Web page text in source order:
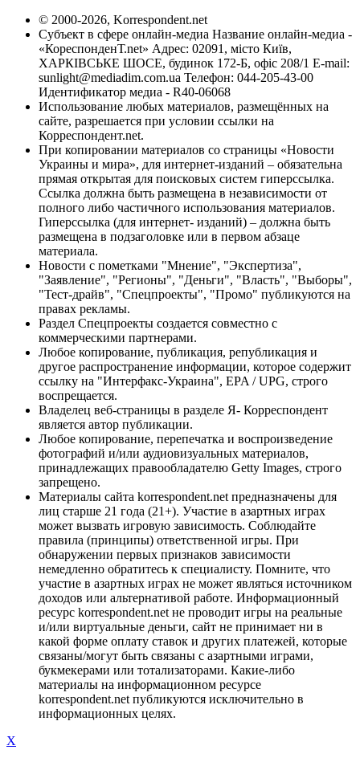
© 2000-2026, Korrespondent.net
Субъект в сфере онлайн-медиа Название онлайн-медиа -
«КореспонденТ.net» Адрес: 02091, місто Київ,
ХАРКІВСЬКЕ ШОСЕ, будинок 172-Б, офіс 208/1 E-mail:
sunlight@mediadim.com.ua Телефон: 044-205-43-00
Идентификатор медиа - R40-06068
Использование любых материалов, размещённых на
сайте, разрешается при условии ссылки на
Корреспондент.net.
При копировании материалов со страницы «Новости
Украины и мира», для интернет-изданий – обязательна
прямая открытая для поисковых систем гиперссылка.
Ссылка должна быть размещена в независимости от
полного либо частичного использования материалов.
Гиперссылка (для интернет- изданий) – должна быть
размещена в подзаголовке или в первом абзаце
материала.
Новости с пометками "Мнение", "Экспертиза",
"Заявление", "Регионы", "Деньги", "Власть", "Выборы",
"Тест-драйв", "Спецпроекты", "Промо" публикуются на
правах рекламы.
Раздел Спецпроекты создается совместно с
коммерческими партнерами.
Любое копирование, публикация, републикация и
другое распространение информации, которое содержит
ссылку на "Интерфакс-Украина", EPA / UPG, строго
воспрещается.
Владелец веб-страницы в разделе Я- Корреспондент
является автор публикации.
Любое копирование, перепечатка и воспроизведение
фотографий и/или аудиовизуальных материалов,
принадлежащих правообладателю Getty Images, строго
запрещено.
Материалы сайта korrespondent.net предназначены для
лиц старше 21 года (21+). Участие в азартных играх
может вызвать игровую зависимость. Соблюдайте
правила (принципы) ответственной игры. При
обнаружении первых признаков зависимости
немедленно обратитесь к специалисту. Помните, что
участие в азартных играх не может являться источником
доходов или альтернативой работе. Информационный
ресурс korrespondent.net не проводит игры на реальные
и/или виртуальные деньги, сайт не принимает ни в
какой форме оплату ставок и других платежей, которые
связаны/могут быть связаны с азартными играми,
букмекерами или тотализаторами. Какие-либо
материалы на информационном ресурсе
korrespondent.net публикуются исключительно в
информационных целях.
X